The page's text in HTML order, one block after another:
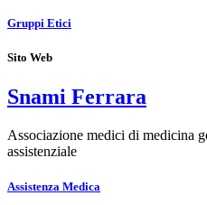
Gruppi Etici
Sito Web
Snami Ferrara
Associazione medici di medicina
assistenziale
Assistenza Medica